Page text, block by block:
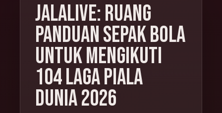
JALALIVE: RUANG
PANDUAN SEPAK BOLA
UNTUK MENGIKUTI
104 LAGA PIALA
DUNIA 2026